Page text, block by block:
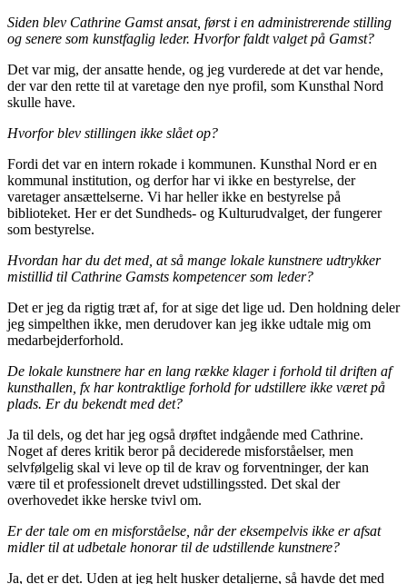
Siden blev Cathrine Gamst ansat, først i en administrerende stilling
og senere som kunstfaglig leder. Hvorfor faldt valget på Gamst?
Det var mig, der ansatte hende, og jeg vurderede at det var hende,
der var den rette til at varetage den nye profil, som Kunsthal Nord
skulle have.
Hvorfor blev stillingen ikke slået op?
Fordi det var en intern rokade i kommunen. Kunsthal Nord er en
kommunal institution, og derfor har vi ikke en bestyrelse, der
varetager ansættelserne. Vi har heller ikke en bestyrelse på
biblioteket. Her er det Sundheds- og Kulturudvalget, der fungerer
som bestyrelse.
Hvordan har du det med, at så mange lokale kunstnere udtrykker
mistillid til Cathrine Gamsts kompetencer som leder?
Det er jeg da rigtig træt af, for at sige det lige ud. Den holdning deler
jeg simpelthen ikke, men derudover kan jeg ikke udtale mig om
medarbejderforhold.
De lokale kunstnere har en lang række klager i forhold til driften af
kunsthallen, fx har kontraktlige forhold for udstillere ikke været på
plads. Er du bekendt med det?
Ja til dels, og det har jeg også drøftet indgående med Cathrine.
Noget af deres kritik beror på deciderede misforståelser, men
selvfølgelig skal vi leve op til de krav og forventninger, der kan
være til et professionelt drevet udstillingssted. Det skal der
overhovedet ikke herske tvivl om.
Er der tale om en misforståelse, nårder eksempelvis ikke er afsat
midler til at udbetale honorar til de udstillende kunstnere?
Ja, det er det. Uden at jeg helt husker detaljerne, så havde det med